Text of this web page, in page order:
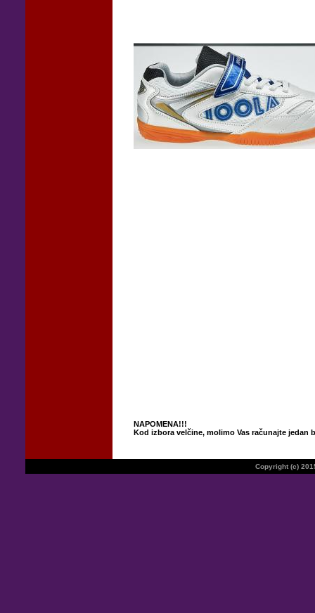
NAPOMENA!!!
Kod izbora velčine, molimo Vas računajte
Copyright (c)